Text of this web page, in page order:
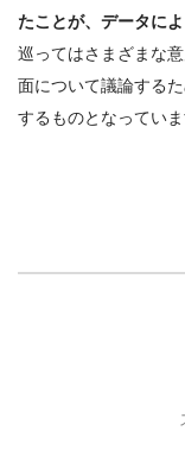
たことが、データに
巡ってはさまざまな
面について議論する
するものとなっていま